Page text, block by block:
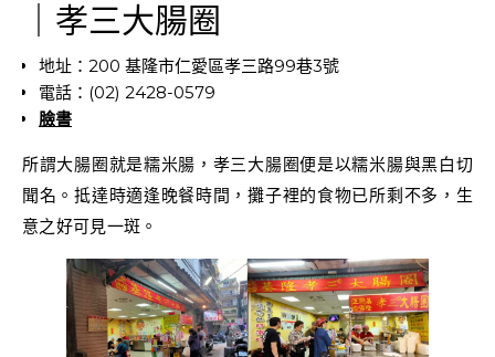
｜孝三大腸圈
地址：200 基隆市仁愛區孝三路99巷3號
電話：(02) 2428-0579
臉書
所謂大腸圈就是糯米腸，孝三大腸圈便是以糯米腸與黑白切
聞名。抵達時適逢晚餐時間，攤子裡的食物已所剩不多，生
意之好可見一斑。